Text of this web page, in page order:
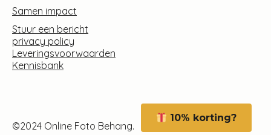
10% korting?
Samen impact
Stuur een bericht
privacy policy
Leveringsvoorwaarden
Kennisbank
©2024 Online Foto Behang.